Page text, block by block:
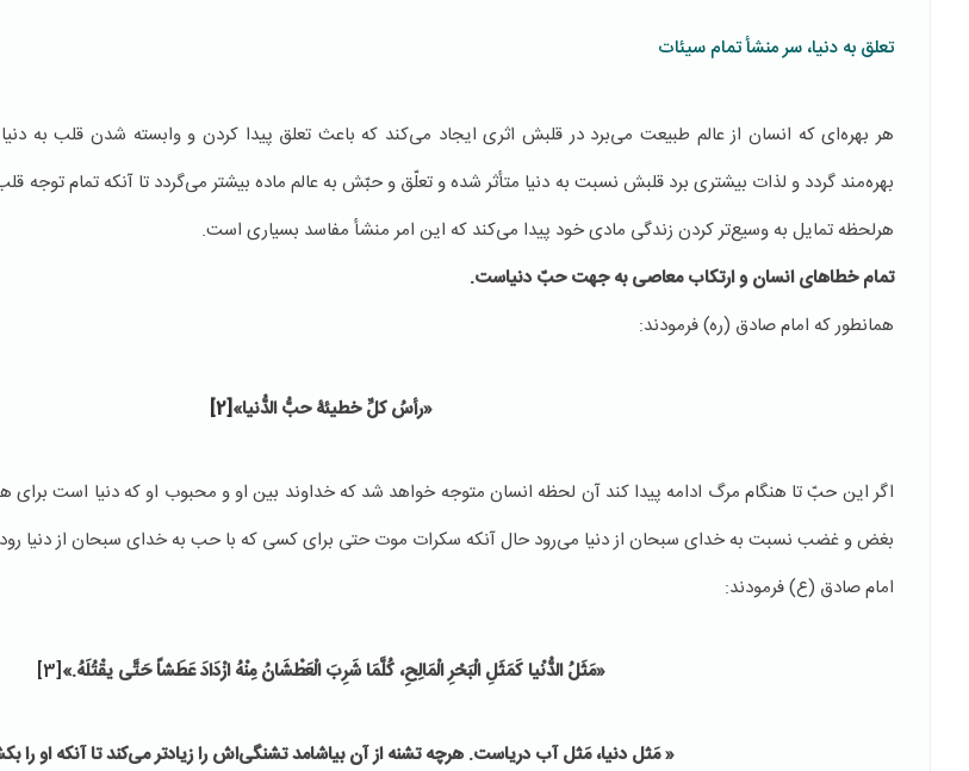
تعلق به دنیا، سر منشأ تمام سیئات
هر بهره‌ای که انسان از عالم طبیعت می‌برد در قلبش اثری ایجاد می‌کند که باعث تعلق پیدا کردن و وابسته شدن قلب به
بهره‌مند گردد و لذات بیشتری برد قلبش نسبت به دنیا متأثر شده و تعلّق و حبّش به عالم ماده بیشتر می‌گردد تا آنکه تمام
هرلحظه تمایل به وسیع‌تر کردن زندگی مادی خود پیدا می‌کند که این امر منشأ مفاسد بسیاری است.
تمام خطاهای انسان و ارتکاب معاصی به جهتحبّ دنیاست.
همانطور که امام صادق (ره) فرمودند:
«رأسُ کلِّ خطیئۀ حبُّ الدُّنیا»[2]
اگر این حبّ تا هنگام مرگ ادامه پیدا کند آن لحظه انسان متوجه خواهد شد که خداوند بین او و محبوب او که دنیا است برای
بغض و غضب نسبت به خدای سبحان از دنیا می‌رود حال آنکه سکرات موت حتی برای کسی ‌که با حب به خدای سبحان از دنیا
امام صادق (ع) فرمودند:
«مَثَلُ‏ الدُّنْیا كَمَثَلِ الْبَحْرِ الْمَالِحِ، كُلَّمَا شَرِبَ الْعَطْشَانُ مِنْهُ ازْدَادَ عَطَشاً حَتَّى یقْتُلَهُ.»[3]
«مَثل دنیا، مَثل آب دریاست. هرچه تشنه از آن بیاشامد تشنگی‌اش را زیادتر می‌کند تا آنکه او را